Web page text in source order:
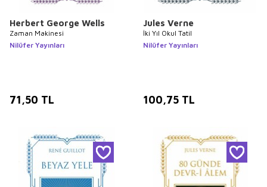
Herbert George Wells
Zaman Makinesi
Nilüfer Yayınları
71,50 TL
Jules Verne
İki Yıl Okul Tatil
Nilüfer Yayınları
100,75 TL